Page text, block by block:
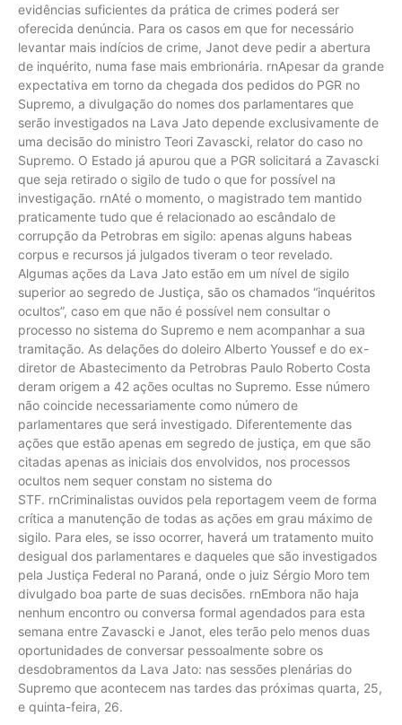
evidências suficientes da prática de crimes poderá ser
oferecida denúncia. Para os casos em que for necessário
levantar mais indícios de crime, Janot deve pedir a abertura
de inquérito, numa fase mais embrionária. rnApesar da grande
expectativa em torno da chegada dos pedidos do PGR no
Supremo, a divulgação do nomes dos parlamentares que
serão investigados na Lava Jato depende exclusivamente de
uma decisão do ministro Teori Zavascki, relator do caso no
Supremo. O Estado já apurou que a PGR solicitará a Zavascki
que seja retirado o sigilo de tudo o que for possível na
investigação. rnAté o momento, o magistrado tem mantido
praticamente tudo que é relacionado ao escândalo de
corrupção da Petrobras em sigilo: apenas alguns habeas
corpus e recursos já julgados tiveram o teor revelado.
Algumas ações da Lava Jato estão em um nível de sigilo
superior ao segredo de Justiça, são os chamados “inquéritos
ocultos”, caso em que não é possível nem consultar o
processo no sistema do Supremo e nem acompanhar a sua
tramitação. As delações do doleiro Alberto Youssef e do ex-
diretor de Abastecimento da Petrobras Paulo Roberto Costa
deram origem a 42 ações ocultas no Supremo. Esse número
não coincide necessariamente como número de
parlamentares que será investigado. Diferentemente das
ações que estão apenas em segredo de justiça, em que são
citadas apenas as iniciais dos envolvidos, nos processos
ocultos nem sequer constam no sistema do
STF. rnCriminalistas ouvidos pela reportagem veem de forma
crítica a manutenção de todas as ações em grau máximo de
sigilo. Para eles, se isso ocorrer, haverá um tratamento muito
desigual dos parlamentares e daqueles que são investigados
pela Justiça Federal no Paraná, onde o juiz Sérgio Moro tem
divulgado boa parte de suas decisões. rnEmbora não haja
nenhum encontro ou conversa formal agendados para esta
semana entre Zavascki e Janot, eles terão pelo menos duas
oportunidades de conversar pessoalmente sobre os
desdobramentos da Lava Jato: nas sessões plenárias do
Supremo que acontecem nas tardes das próximas quarta, 25,
e quinta-feira, 26.